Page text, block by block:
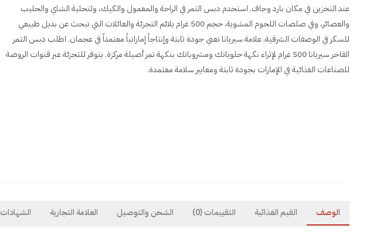
عند التخزين في مكان بارد وجاف. استخدم دبس التمر في الراحة والمعمول والكيك، ولتحلية الشاي والحليب
والعصائر، وفي صلصات اللحوم المشوية. حجم 500 غرام يلائم التجزئة والعائلات التي تبحث عن بديل طبيعي
للسكر في الوصفات الشرقية. علامة سيريانا تعني جودة ثابتة وإنتاجاً إماراتياً معتمداً في عجمان. اطلب دبس التمر
الفاخر سيريانا 500 غرام لإثراء نكهة حلوياتك ومشروباتك بنكهة تمر أصيلة مركزة. يتوفر للتجزئة عبر قنوات الروضة
للصناعات الغذائية في الإمارات بجودة ثابتة ومعايير سلامة معتمدة.
الوصف القيم الغذائية التقييمات(0) الشحن والتوصيل العلامة التجارية الشهادات